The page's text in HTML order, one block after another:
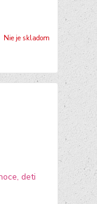
Nie je skladom